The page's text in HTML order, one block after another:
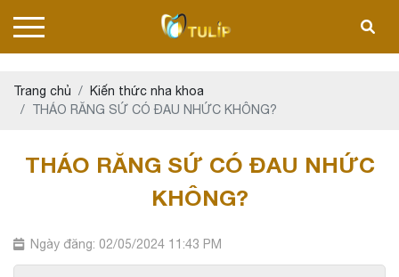
Trang chủ
Kiến thức nha khoa
THÁO RĂNG SỨ CÓ ĐAU NHỨC KHÔNG?
THÁO RĂNG SỨ CÓ ĐAU NHỨC
KHÔNG?
Ngày đăng: 02/05/2024 11:43 PM